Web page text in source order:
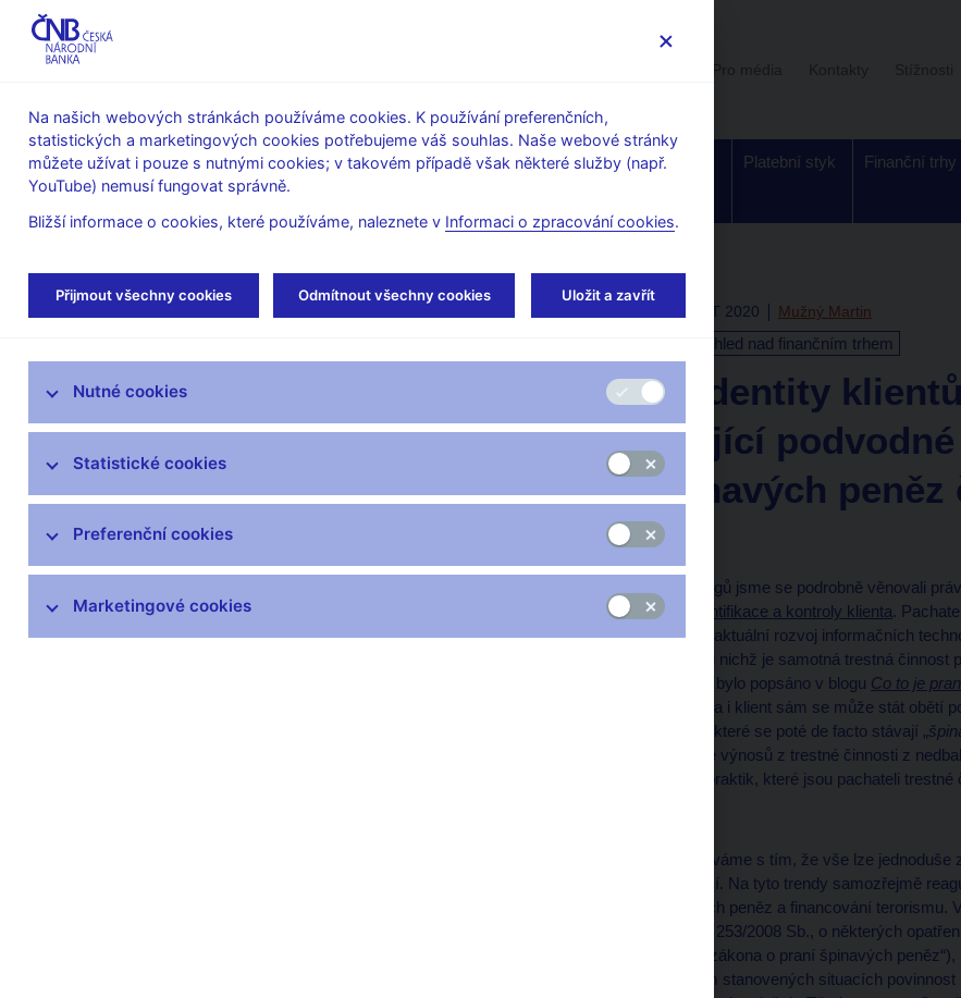
O ČNB
Měnová
politika
Finanční
Dohled a
Bankovky a
Platební styk Finanční trhy
Úvod O ČNB čnBlog
Tue Nov 24 09:00:00 CET 2020 Mužný Martin
Dohled nad finančním trhem
Zneužití identity
a související
praní špinavých
terorismu
V rámci předchozích blogů jsme se podrobně věnovali
z pohleduprovádění identifikace a kontroly klienta.
napřed a i oni reagují na aktuální rozvoj informačních
techniky praní peněz, při nichž je samotná trestná
“, jak bylo popsáno v blogu Co to je
klienta finanční instituce a i klient sám se může stát obětí
“, které se poté de facto stávají „
trestného činu legalizace výnosů z trestné činnosti z
na některé z typických praktik, které jsou pachateli
Stále více se nyní setkáváme s tím, že vše lze
vyřízení osobních financí. Na tyto trendy samozřejmě
prevence praní špinavých peněz a financování terorismu.
stanovenou zákonem č. 253/2008 Sb., o některých
financování terorismu („zákona o praní špinavých
instituce mají v zákonem stanovených situacích
Mandát České národní banky
Bankovní rada
Hospodaření
ČNB v EU a mezinárodních vztazích
Publikace
Na našich webových stránkách používáme cookies. K používání preferenčních,
statistických a marketingových cookies potřebujeme váš souhlas. Naše webové stránky
můžete užívat i pouze s nutnými cookies; v takovém případě však některé služby (např.
YouTube) nemusí fungovat správně.
Bližší informace o cookies, které používáme, naleznete v Informaci o zpracování cookies.
Přijmout všechny cookies Odmítnout všechny cookies Uložit a zavřít
Nutné cookies
Statistické cookies
Preferenční cookies
Marketingové cookies